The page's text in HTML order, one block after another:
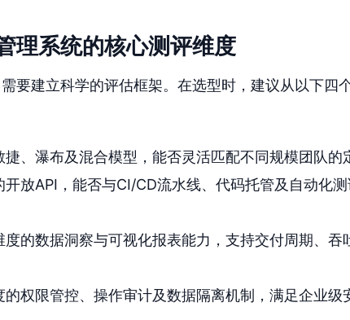
理系统的核心测评维度
要建立科学的评估框架。在选型时，建议从以下四
、瀑布及混合模型，能否灵活匹配不同规模团队的
放API，能否与CI/CD流水线、代码托管及自动化
度的数据洞察与可视化报表能力，支持交付周期、吞
权限管控、操作审计及数据隔离机制，满足企业级